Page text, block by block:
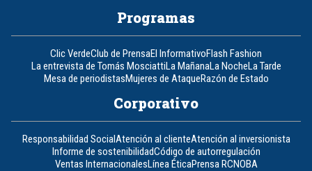
Programas
Clic VerdeClub de PrensaEl InformativoFlash Fashion
La entrevista de Tomás MosciattiLa MañanaLa NocheLa Tarde
Mesa de periodistasMujeres de AtaqueRazón de Estado
Corporativo
Responsabilidad SocialAtención al clienteAtención al inversionista
Informe de sostenibilidadCódigo de autorregulación
Ventas InternacionalesLínea ÉticaPrensa RCNOBA